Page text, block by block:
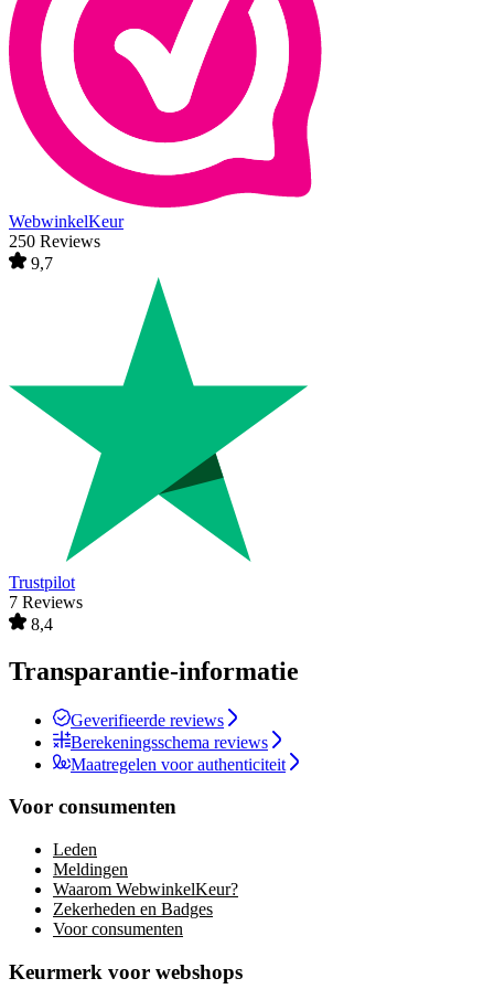
WebwinkelKeur
250 Reviews
9,7
Trustpilot
7 Reviews
8,4
Transparantie-informatie
Geverifieerde reviews
Berekeningsschema reviews
Maatregelen voor authenticiteit
Voor consumenten
Leden
Meldingen
Waarom WebwinkelKeur?
Zekerheden en Badges
Voor consumenten
Keurmerk voor webshops